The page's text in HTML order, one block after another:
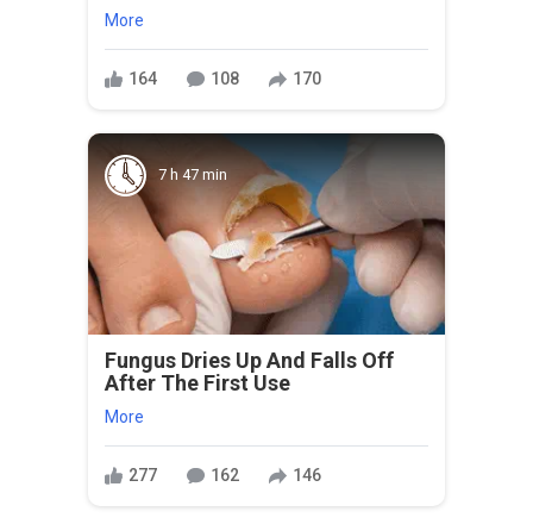
More
164 108 170
7 h 47 min
Fungus Dries Up And Falls Off
After The First Use
More
277 162 146